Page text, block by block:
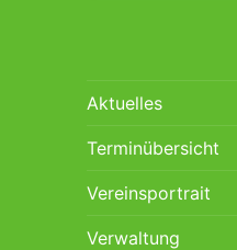
Aktuelles
Terminübersicht
Vereinsportrait
Verwaltung